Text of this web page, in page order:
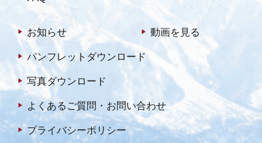
お知らせ 動画を見る
パンフレットダウンロード
写真ダウンロード
よくあるご質問・お問い合わせ
プライバシーポリシー